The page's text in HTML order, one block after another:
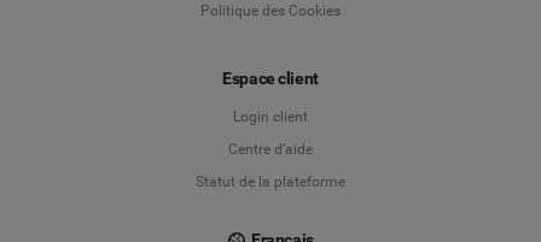
Politique des Cookies
Espace client
Login client
Centre d’aide
Statut de la plateforme
Español